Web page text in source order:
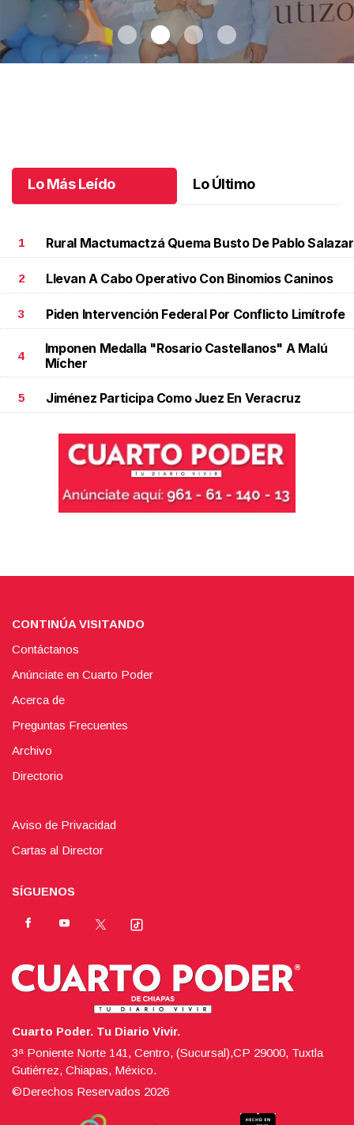
Lo Más Leído Lo Último
1 Rural Mactumactzá Quema Busto De Pablo Salazar
2 Llevan A Cabo Operativo Con Binomios Caninos
3 Piden Intervención Federal Por Conflicto Limítrofe
4
Imponen Medalla "Rosario Castellanos" A Malú
Mícher
5 Jiménez Participa Como Juez En Veracruz
CONTINÚA VISITANDO
Contáctanos
Anúnciate en Cuarto Poder
Acerca de
Preguntas Frecuentes
Archivo
Directorio
Aviso de Privacidad
Cartas al Director
SÍGUENOS
Cuarto Poder. Tu Diario Vivir.
3ª Poniente Norte 141, Centro, (Sucursal),CP 29000, Tuxtla
Gutiérrez, Chiapas, México.
©Derechos Reservados 2026